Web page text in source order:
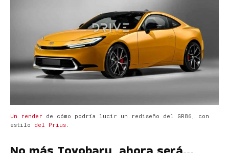
Un render de cómo podría lucir un rediseño del GR86, con
estilo del Prius .